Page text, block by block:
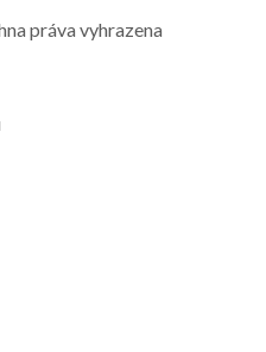
práva vyhrazena